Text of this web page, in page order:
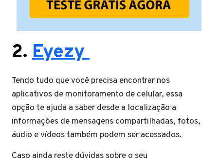
2. Eyezy
Tendo tudo que você precisa encontrar nos
aplicativos de monitoramento de celular, essa
opção te ajuda a saber desde a localização a
informações de mensagens compartilhadas, fotos,
áudio e vídeos também podem ser acessados.